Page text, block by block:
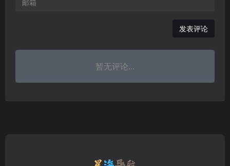
发表评论
暂无评论...